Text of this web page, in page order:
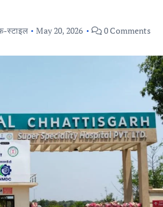
स्टाइल May 20, 2026 0 Comments